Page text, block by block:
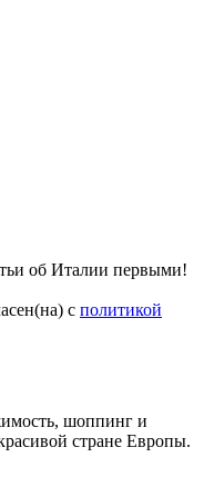
об Италии первыми!
с политикой
шоппинг и
стране Европы.